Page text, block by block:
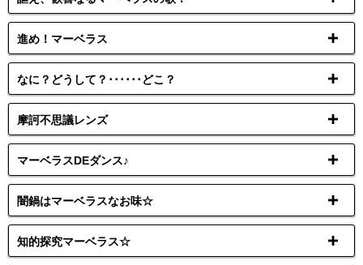
進め！マーベラス
なに？どうして？･･････どこ？
摩訶不思議レンズ
マーベラスDEダンス♪
闇鍋はマーベラスなお味☆
知的探究マーベラス☆